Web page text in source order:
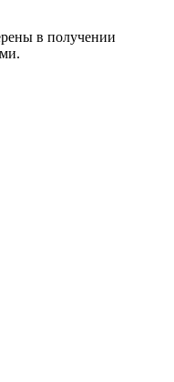
в получении